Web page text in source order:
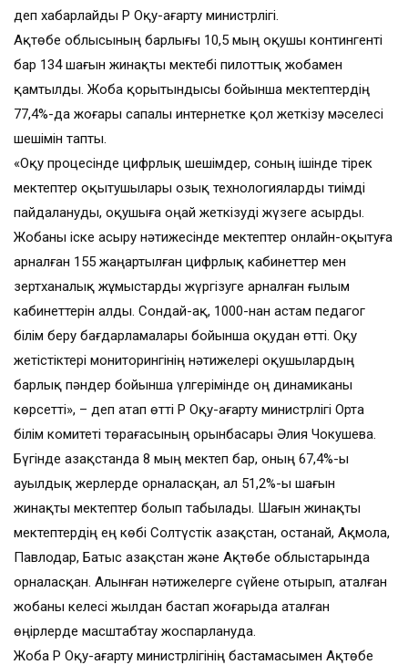
деп хабарлайды ҚР Оқу-ағарту министрлігі.
Ақтөбе облысының барлығы 10,5 мың оқушы контингенті
бар 134 шағын жинақты мектебі пилоттық жобамен
қамтылды. Жоба қорытындысы бойынша мектептердің
77,4%-да жоғары сапалы интернетке қол жеткізу мәселесі
шешімін тапты.
«Оқу процесінде цифрлық шешімдер, соның ішінде тірек
мектептер оқытушылары озық технологияларды тиімді
пайдалануды, оқушыға оңай жеткізуді жүзеге асырды.
Жобаны іске асыру нәтижесінде мектептер онлайн-оқытуға
арналған 155 жаңартылған цифрлық кабинеттер мен
зертханалық жұмыстарды жүргізуге арналған ғылым
кабинеттерін алды. Сондай-ақ, 1000-нан астам педагог
білім беру бағдарламалары бойынша оқудан өтті. Оқу
жетістіктері мониторингінің нәтижелері оқушылардың
барлық пәндер бойынша үлгерімінде оң динамиканы
көрсетті», – деп атап өтті ҚР Оқу-ағарту министрлігі Орта
білім комитеті төрағасының орынбасары Әлия Чокушева.
Бүгінде Қазақстанда 8 мың мектеп бар, оның 67,4%-ы
ауылдық жерлерде орналасқан, ал 51,2%-ы шағын
жинақты мектептер болып табылады. Шағын жинақты
мектептердің ең көбі Солтүстік Қазақстан, Қостанай, Ақмола,
Павлодар, Батыс Қазақстан және Ақтөбе облыстарында
орналасқан. Алынған нәтижелерге сүйене отырып, аталған
жобаны келесі жылдан бастап жоғарыда аталған
өңірлерде масштабтау жоспарлануда.
Жоба ҚР Оқу-ағарту министрлігінің бастамасымен Ақтөбе